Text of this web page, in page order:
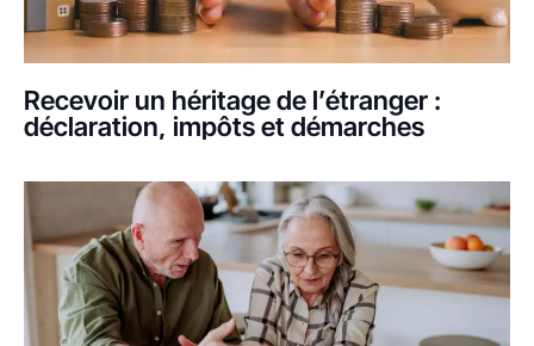
Recevoir un héritage de l’étranger :
déclaration, impôts et démarches